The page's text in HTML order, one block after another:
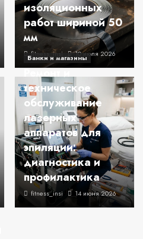
изоляционных
работ шириной 50
мм
fitness_insi 10 июля 2026
Банки и магазины
Ремонт и
техническое
обслуживание
лазерных
аппаратов для
эпиляции:
диагностика и
профилактика
fitness_insi 14 июня 2026